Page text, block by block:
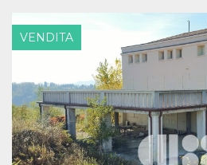
Prossima realizzazione di
design moderno, pensate per
abitativo, efficienza energetica e
soluzione ideale per chi desidera
VENDITA